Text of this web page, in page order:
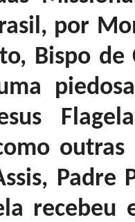
por
Bispo
Padre
recebeu